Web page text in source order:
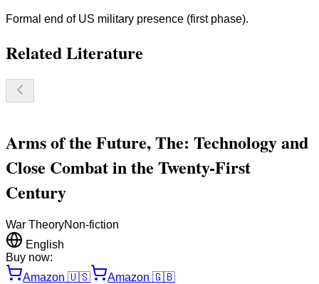
Formal end of US military presence (first phase).
Related Literature
Arms of the Future, The: Technology and
Close Combat in the Twenty-First
Century
War TheoryNon-fiction
English
Buy now:
Amazon 🇺🇸 Amazon 🇬🇧